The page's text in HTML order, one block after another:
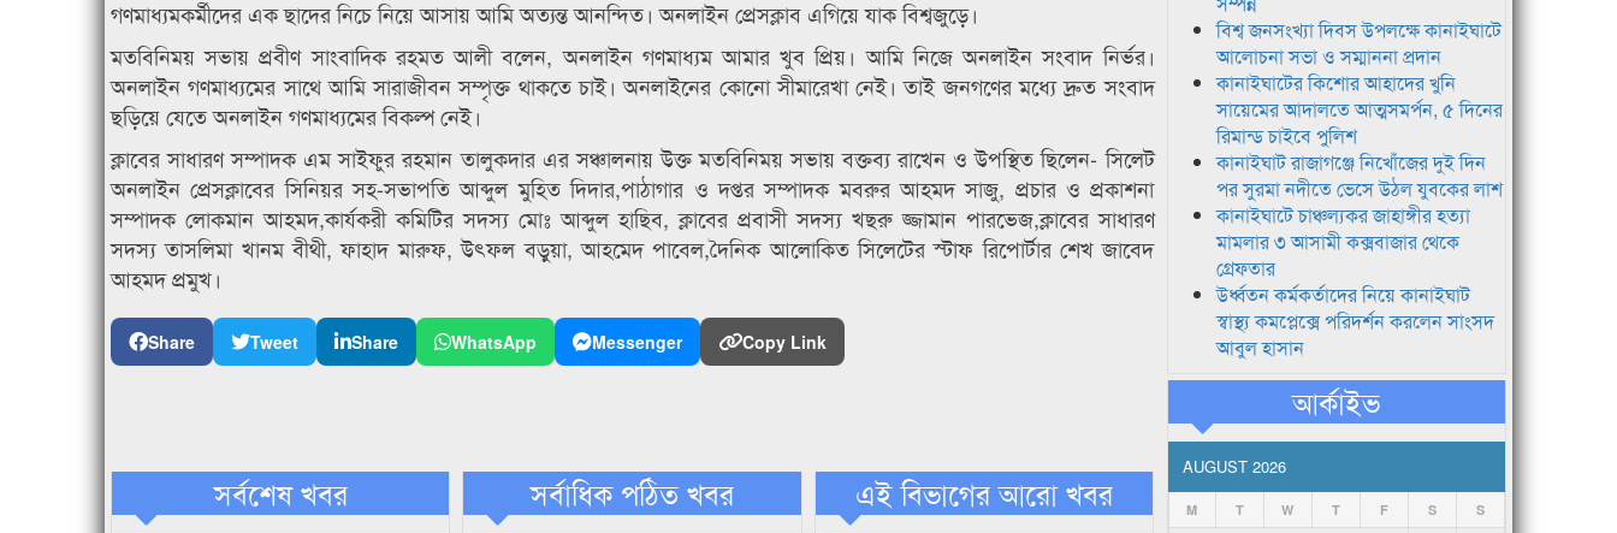
গণমাধ্যমকর্মীদের এক ছাদের নিচে নিয়ে আসায় আমি অত্যন্ত আনন্দিত। অনলাইন প্রেসক্লাব এগিয়ে যাক বিশ্বজুড়ে।
মতবিনিময় সভায় প্রবীণ সাংবাদিক রহমত আলী বলেন, অনলাইন গণমাধ্যম আমার খুব প্রিয়। আমি নিজে অনলাইন সংবাদ নির্ভর।
অনলাইন গণমাধ্যমের সাথে আমি সারাজীবন সম্পৃক্ত থাকতে চাই। অনলাইনের কোনো সীমারেখা নেই। তাই জনগণের মধ্যে দ্রুত সংবাদ
ছড়িয়ে যেতে অনলাইন গণমাধ্যমের বিকল্প নেই।
ক্লাবের সাধারণ সম্পাদক এম সাইফুর রহমান তালুকদার এর সঞ্চালনায় উক্ত মতবিনিময় সভায় বক্তব্য রাখেন ও উপস্থিত ছিলেন- সিলেট
অনলাইন প্রেসক্লাবের সিনিয়র সহ-সভাপতি আব্দুল মুহিত দিদার,পাঠাগার ও দপ্তর সম্পাদক মবরুর আহমদ সাজু, প্রচার ও প্রকাশনা
সম্পাদক লোকমান আহমদ,কার্যকরী কমিটির সদস্য মোঃ আব্দুল হাছিব, ক্লাবের প্রবাসী সদস্য খছরু জ্জামান পারভেজ,ক্লাবের সাধারণ
সদস্য তাসলিমা খানম বীথী, ফাহাদ মারুফ, উৎফল বড়ুয়া, আহমেদ পাবেল,দৈনিক আলোকিত সিলেটের স্টাফ রিপোর্টার শেখ জাবেদ
আহমদ প্রমুখ।
Share Tweet Share WhatsApp Messenger Copy Link
সর্বশেষ খবর সর্বাধিক পঠিত খবর এই বিভাগের আরো খবর
বিশ্ব জনসংখ্যা দিবস উপলক্ষে কানাইঘাটে
আলোচনা সভা ও সম্মাননা প্রদান
কানাইঘাটের কিশোর আহাদের খুনি
সায়েমের আদালতে আত্মসমর্পন, ৫ দিনের
রিমান্ড চাইবে পুলিশ
কানাইঘাট রাজাগঞ্জে নিখোঁজের দুই দিন
পর সুরমা নদীতে ভেসে উঠল যুবকের লাশ
কানাইঘাটে চাঞ্চল্যকর জাহাঙ্গীর হত্যা
মামলার ৩ আসামী কক্সবাজার থেকে
গ্রেফতার
উর্ধ্বতন কর্মকর্তাদের নিয়ে কানাইঘাট
স্বাস্থ্য কমপ্লেক্সে পরিদর্শন করলেন সাংসদ
আবুল হাসান
আর্কাইভ
AUGUST 2026
M T W T F S S